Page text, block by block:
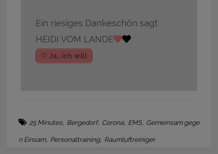
Ein riesiges Dankeschön sagt
HEIDI VOM LANDE
♡ Ja, ich will
25 Minutes, Bergedorf, Corona, EMS, Gemeinsam gege
n Einsam, Personaltraining, Raumluftreiniger